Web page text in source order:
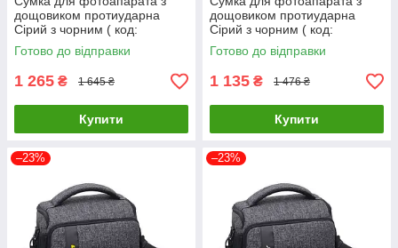
дощовиком протиударна
Сірий з чорним ( код:
IBF057SB1 )
Готово до відправки
1 265 ₴ 1 645 ₴
Купити
дощовиком протиударна
Сірий з чорним ( код:
IBF058SB )
Готово до відправки
1 135 ₴ 1 476 ₴
Купити
–23% –23%